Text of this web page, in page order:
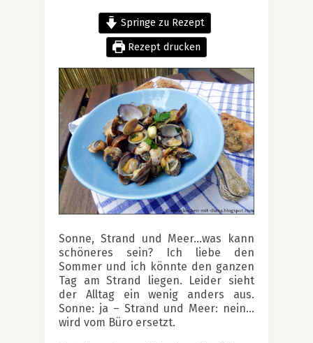
Springe zu Rezept
Rezept drucken
Sonne, Strand und Meer…was kann
schöneres sein? Ich liebe den
Sommer und ich könnte den ganzen
Tag am Strand liegen. Leider sieht
der Alltag ein wenig anders aus.
Sonne: ja – Strand und Meer: nein…
wird vom Büro ersetzt.